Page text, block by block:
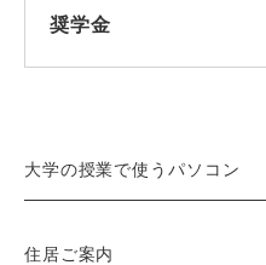
奨学金
大学の授業で使うパソコン
住居ご案内